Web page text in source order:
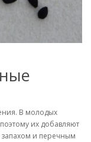
В молодых
их добавляют
и перечным